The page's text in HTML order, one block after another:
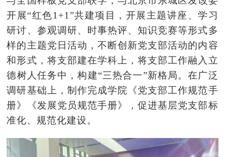
开展“红色1+1”共建项目，开展主题讲座、学习
研讨、参观调研、时事热评、知识竞赛等形式多
样的主题党日活动，不断创新党支部活动的内容
和形式，将支部建在学科上，将支部工作融入立
德树人任务中，构建“三热合一”新格局。在广泛
调研基础上，制作完成学院《党支部工作规范手
册》《发展党员规范手册》，促进基层党支部标
准化、规范化建设。